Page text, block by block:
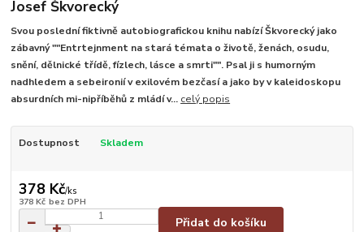
Josef Škvorecký
Svou poslední fiktivně autobiografickou knihu nabízí Škvorecký jako
zábavný ""Entrtejnment na stará témata o životě, ženách, osudu,
snění, dělnické třídě, fízlech, lásce a smrti"". Psal ji s humorným
nadhledem a sebeironií v exilovém bezčasí a jako by v kaleidoskopu
absurdních mi-nipříběhů z mládí v... celý popis
Dostupnost Skladem
378 Kč/ks
378 Kč bez DPH
Přidat do košíku